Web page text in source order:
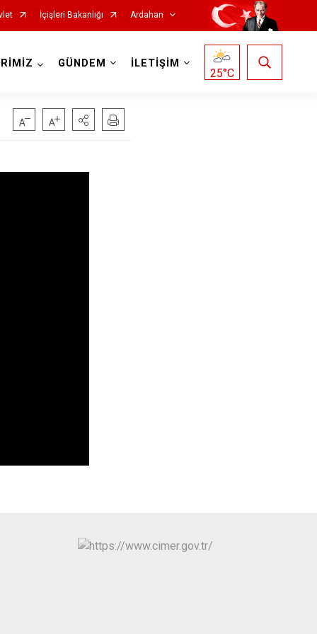
İçişleri Bakanlığı Ardahan
GÜNDEM İLETİŞİM
25°C